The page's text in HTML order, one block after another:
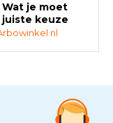
Wat je moet
keuze
- Welke past